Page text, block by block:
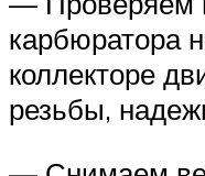
карбюратора
коллекторе
резьбы,